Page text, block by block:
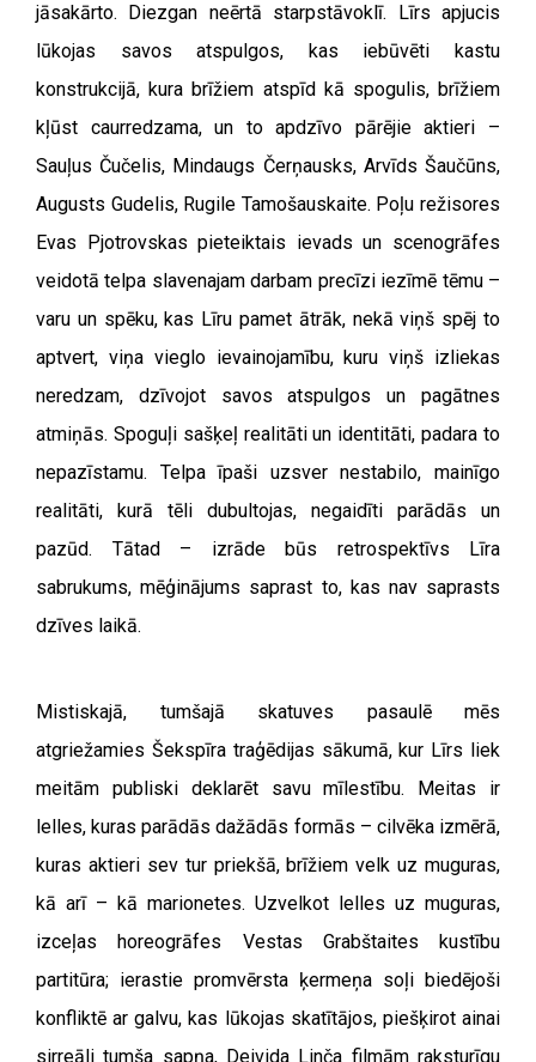
jāsakārto. Diezgan neērtā starpstāvoklī. Līrs apjucis
lūkojas savos atspulgos, kas iebūvēti kastu
konstrukcijā, kura brīžiem atspīd kā spogulis, brīžiem
kļūst caurredzama, un to apdzīvo pārējie aktieri –
Sauļus Čučelis, Mindaugs Čerņausks, Arvīds Šaučūns,
Augusts Gudelis, Rugile Tamošauskaite. Poļu režisores
Evas Pjotrovskas pieteiktais ievads un scenogrāfes
veidotā telpa slavenajam darbam precīzi iezīmē tēmu –
varu un spēku, kas Līru pamet ātrāk, nekā viņš spēj to
aptvert, viņa vieglo ievainojamību, kuru viņš izliekas
neredzam, dzīvojot savos atspulgos un pagātnes
atmiņās. Spoguļi sašķeļ realitāti un identitāti, padara to
nepazīstamu. Telpa īpaši uzsver nestabilo, mainīgo
realitāti, kurā tēli dubultojas, negaidīti parādās un
pazūd. Tātad – izrāde būs retrospektīvs Līra
sabrukums, mēģinājums saprast to, kas nav saprasts
dzīves laikā.
Mistiskajā, tumšajā skatuves pasaulē mēs
atgriežamies Šekspīra traģēdijas sākumā, kur Līrs liek
meitām publiski deklarēt savu mīlestību. Meitas ir
lelles, kuras parādās dažādās formās – cilvēka izmērā,
kuras aktieri sev tur priekšā, brīžiem velk uz muguras,
kā arī – kā marionetes. Uzvelkot lelles uz muguras,
izceļas horeogrāfes Vestas Grabštaites kustību
partitūra; ierastie promvērsta ķermeņa soļi biedējoši
konfliktē ar galvu, kas lūkojas skatītājos, piešķirot ainai
sirreāli tumša sapņa, Deivida Linča filmām raksturīgu